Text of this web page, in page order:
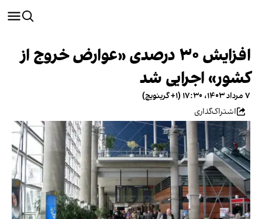
افزایش ۳۰ درصدی «عوارض خروج از
کشور» اجرایی شد
۷ مرداد ۱۴۰۳، ۱۷:۳۰ (‎+۱ گرینویچ)
اشتراک‌گذاری